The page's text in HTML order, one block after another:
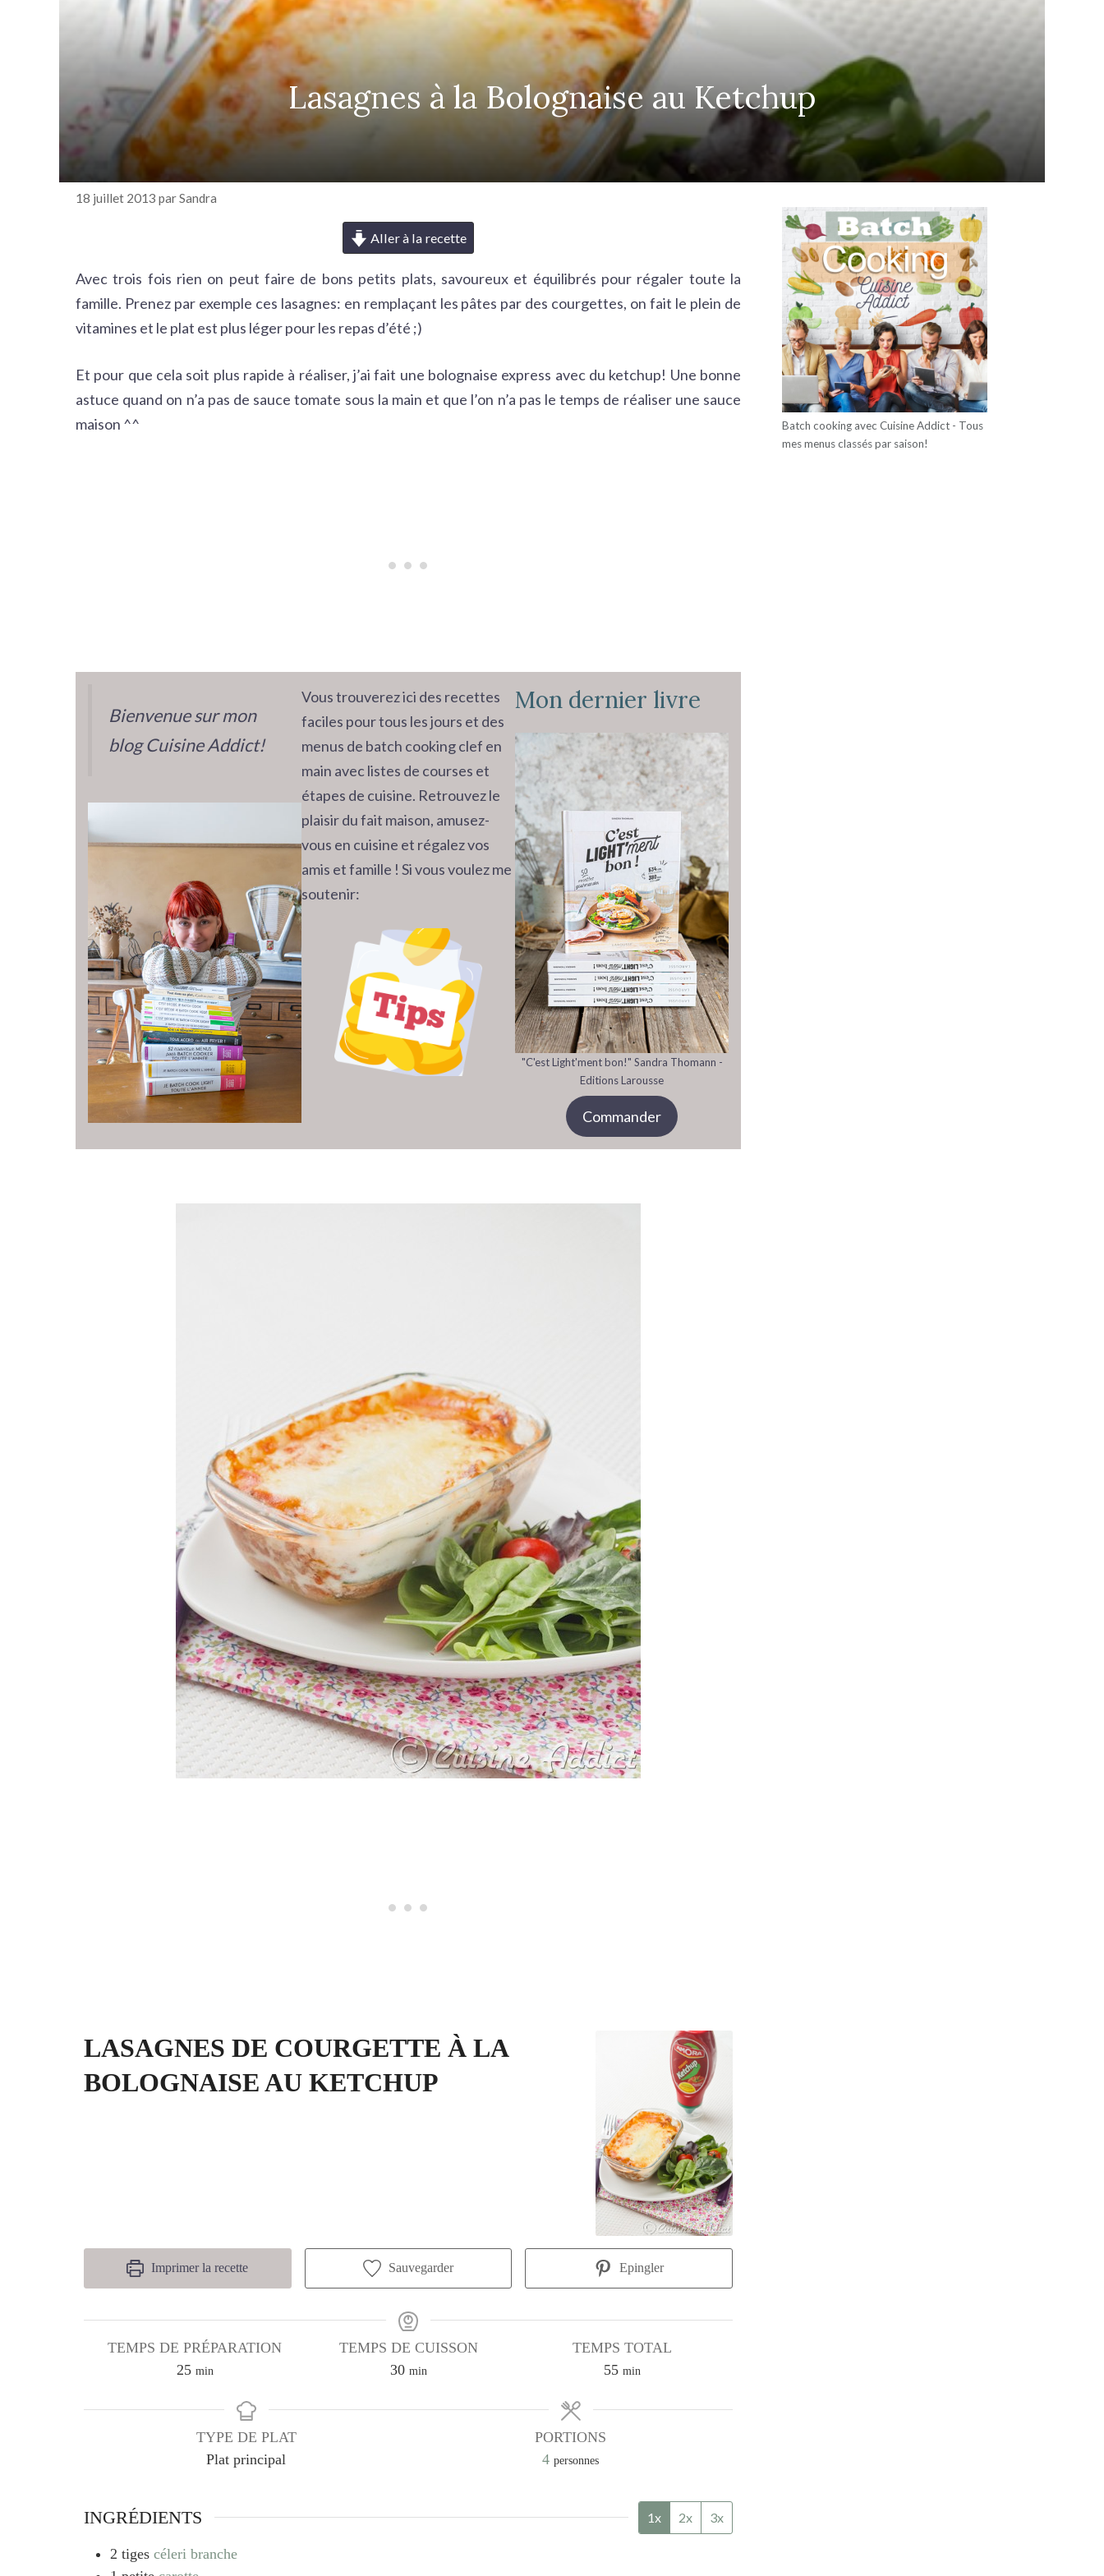
r
c
h
e Lasagnes à la Bolognaise au Ketchup
18 juillet 2013 parSandra
Aller à la recette
Avec trois fois rien on peut faire de bons petits plats, savoureux et équilibrés pour régaler toute la
famille. Prenez par exemple ces lasagnes: en remplaçant les pâtes par des courgettes, on fait le plein de
vitamines et le plat est plus léger pour les repas d’été ;)
Et pour que cela soit plus rapide à réaliser, j’ai fait une bolognaise express avec du ketchup! Une bonne
astuce quand on n’a pas de sauce tomate sous la main et que l’on n’a pas le temps de réaliser une sauce
maison ^^
Bienvenue sur mon
blog Cuisine Addict!
Vous trouverez ici des recettes
faciles pour tous les jours et des
menus de batch cooking clef en
main avec listes de courses et
étapes de cuisine. Retrouvez le
plaisir du fait maison, amusez-
vous en cuisine et régalez vos
amis et famille ! Si vous voulez me
soutenir:
Mon dernier livre
"C'est Light'ment bon!" Sandra Thomann -
Editions Larousse
Commander
LASAGNES DE COURGETTE À LA
BOLOGNAISE AU KETCHUP
Imprimer la recette Sauvegarder Epingler
TEMPS DE PRÉPARATION
25minutes
min
TEMPS DE CUISSON
30minutes
min
TEMPS TOTAL
55minutes
min
TYPE DE PLAT
Plat principal
PORTIONS
4 personnes
INGRÉDIENTS 1x 2x 3x
2 tiges céleri branche
Batch cooking avec Cuisine Addict - Tous
mes menus classés par saison!